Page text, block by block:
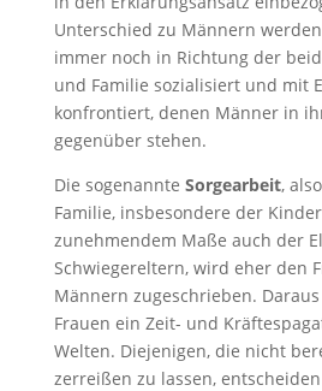
Unterschied zu Männern
immer noch in Richtung der
und Familie sozialisiert und mit
konfrontiert, denen Männer in
gegenüber stehen.
Die sogenannte Sorgearbeit,
Familie, insbesondere der
zunehmendem Maße auch der
Schwiegereltern, wird eher den
Männern zugeschrieben.
Frauen ein Zeit- und
Welten. Diejenigen, die nicht
zerreißen zu lassen,